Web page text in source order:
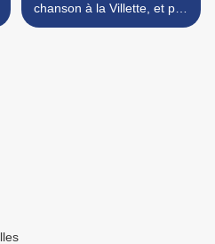
chanson à la Villette, et pas
seule ! >